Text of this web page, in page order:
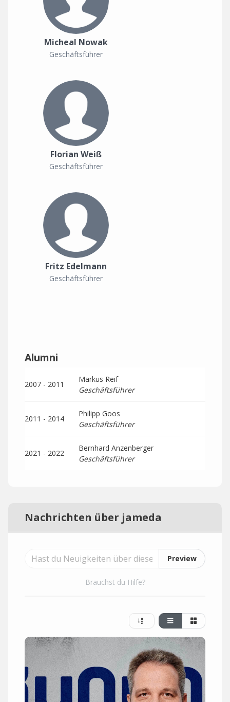
Micheal Nowak
Geschäftsführer
Florian Weiß
Geschäftsführer
Fritz Edelmann
Geschäftsführer
Alumni
2007 - 2011
Markus Reif
Geschäftsführer
2011 - 2014
Philipp Goos
Geschäftsführer
2021 - 2022
Bernhard Anzenberger
Geschäftsführer
Nachrichten über jameda
Preview
Brauchst du Hilfe?